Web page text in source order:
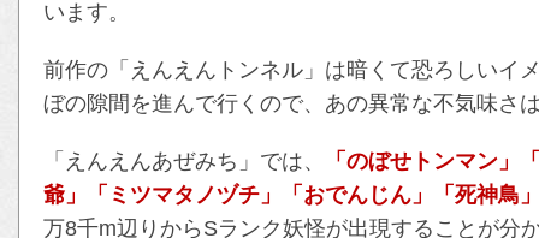
います。
前作の「えんえんトンネル」は暗くて恐ろしいイ
ぼの隙間を進んで行くので、あの異常な不気味さ
「えんえんあぜみち」では、
「のぼせトンマン」
爺」「ミツマタノヅチ」「おでんじん」「死神鳥
万8千m辺りからSランク妖怪が出現することが分